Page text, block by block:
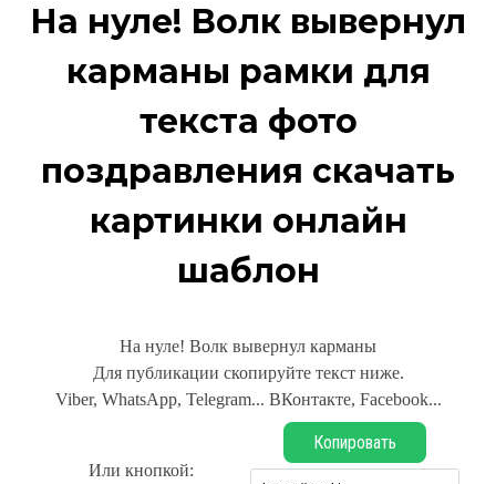
На нуле! Волк вывернул
карманы рамки для
текста фото
поздравления скачать
картинки онлайн
шаблон
На нуле! Волк вывернул карманы
Для публикации скопируйте текст ниже.
Viber, WhatsApp, Telegram... ВКонтакте, Facebook...
Или кнопкой:
Копировать